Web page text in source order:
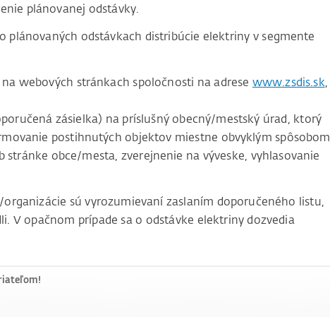
plánovanej odstávky.
plánovaných odstávkach distribúcie elektriny v segmente
webových stránkach spoločnosti na adrese www.zsdis.sk,
zásielka) na príslušný obecný/mestský úrad, ktorý
postihnutých objektov miestne obvyklým spôsobom
obce/mesta, zverejnenie na výveske, vyhlasovanie
sú vyrozumievaní zaslaním doporučeného listu,
V opačnom prípade sa o odstávke elektriny dozvedia